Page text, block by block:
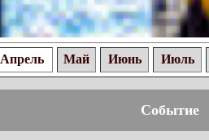
Апрель Май Июнь Июль
Событие